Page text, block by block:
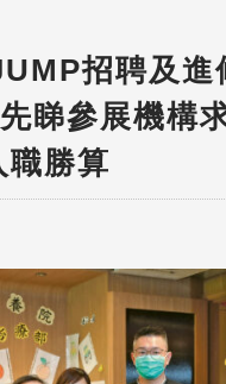
招聘及進
睇參展機構
勝算